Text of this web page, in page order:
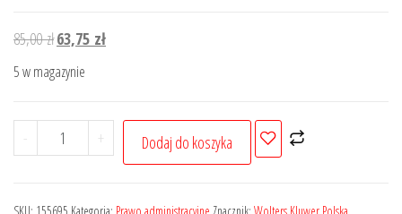
85,00złPierwotna
cena
wynosiła:
63,75 złAktualna
5 w magazynie
-
ilość
Orzecznictwo
Polskich
+ Dodaj do koszyka